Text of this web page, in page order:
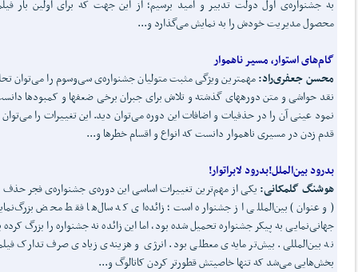
به جشنواره‌ی اول دولت تدبیر و امید برسیم؛ از این جهت که برای اولین بار
محصول مدیریت خودش را به نمایش می‌گذارد و...
گامهای استوار، مسیر ناهموار
محسن جعفریراد:مهم­ترین ویژگی مثبت متولیان جشنواره‌ی سی‌وسوم را می‌توان
نقد حواشی و متن دوره­های گذشته و تلاش برای جبران برخی ضعف­ها و کمبودها
نمود عینی آن را در حذفیات و اضافات این دوره می‌توان دید. این تغییرات را
قدم زدن در مسیری ناهموار دانست که انواع و اقسام خطرها و...
بدرود بینالملل!بدرود لابراتوار!
هوشنگ گلمکانی: یکی از مهم‌ترین تغییرات اساسی این دوره‌ی جشنواره‌ی فجر
(و عنوان) بین‌المللی از جشنواره است؛ زائده‌ای که سال‌ها فقط محض
جهانی‌نمایی به پیکر جشنواره تحمیل شده بود، اما این زائده نه جشنواره را بزرگ
نه بین‌المللی. بیش‌تر مایه‌ی معطلی بود. انرژی و هزینه‌ی زیادی صرف تدارک
بخش‌هایی می‌شد که تنها خاصیتش قطورتر کردن کاتالوگ و...